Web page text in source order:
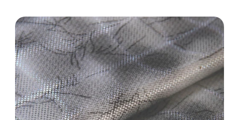
directamente
a la
información
del producto